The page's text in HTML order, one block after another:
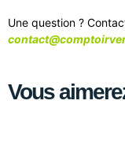
Une question ?
Vous